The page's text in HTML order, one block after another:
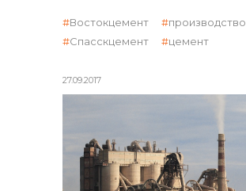
объявленные закупки
27.09.2017
Востокцемент
производство
Спасскцемент
цемент